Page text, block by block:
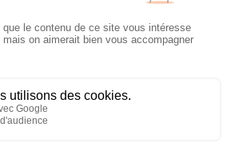
La visite pastorale du pape Léon
XIV à Assise à suivre sur KTO le
jeudi 6 août
Le pape en Uruguay, Argentine et
Pérou du 6 au 17 novembre 2026